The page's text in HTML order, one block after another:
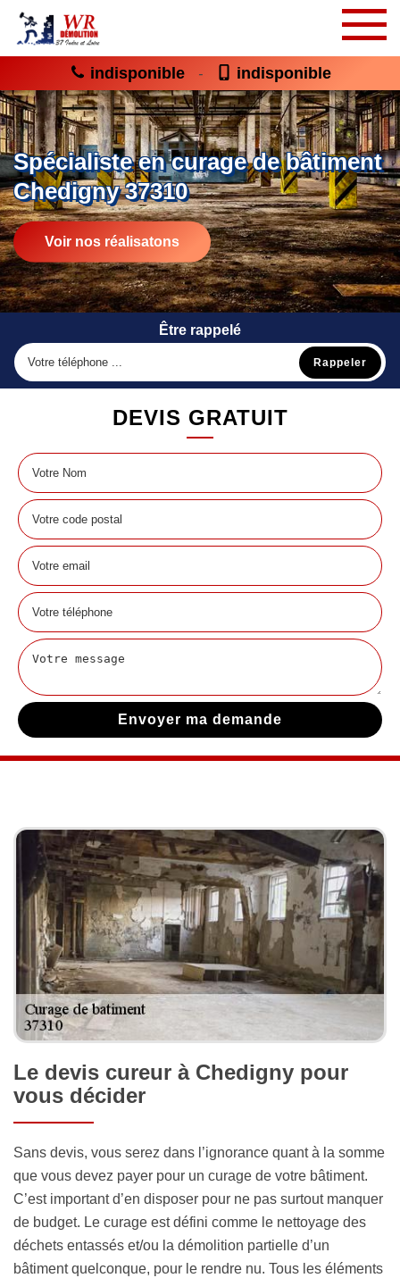
indisponible - indisponible
Spécialiste en curage de bâtiment
Chedigny 37310
Voir nos réalisatons
Être rappelé
DEVIS GRATUIT
Le devis cureur à Chedigny pour
vous décider
Sans devis, vous serez dans l’ignorance quant à la somme
que vous devez payer pour un curage de votre bâtiment.
C’est important d’en disposer pour ne pas surtout manquer
de budget. Le curage est défini comme le nettoyage des
déchets entassés et/ou la démolition partielle d’un
bâtiment quelconque, pour le rendre nu. Tous les éléments